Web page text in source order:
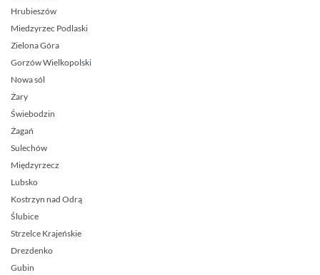
Hrubieszów
Miedzyrzec Podlaski
Zielona Góra
Gorzów Wielkopolski
Nowa sól
Żary
Świebodzin
Żagań
Sulechów
Międzyrzecz
Lubsko
Kostrzyn nad Odrą
Ślubice
Strzelce Krajeńskie
Drezdenko
Gubin